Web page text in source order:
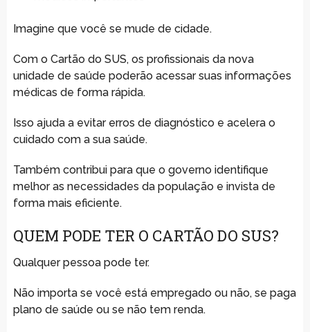
Imagine que você se mude de cidade.
Com o Cartão do SUS, os profissionais da nova
unidade de saúde poderão acessar suas informações
médicas de forma rápida.
Isso ajuda a evitar erros de diagnóstico e acelera o
cuidado com a sua saúde.
Também contribui para que o governo identifique
melhor as necessidades da população e invista de
forma mais eficiente.
QUEM PODE TER O CARTÃO DO SUS?
Qualquer pessoa pode ter.
Não importa se você está empregado ou não, se paga
plano de saúde ou se não tem renda.